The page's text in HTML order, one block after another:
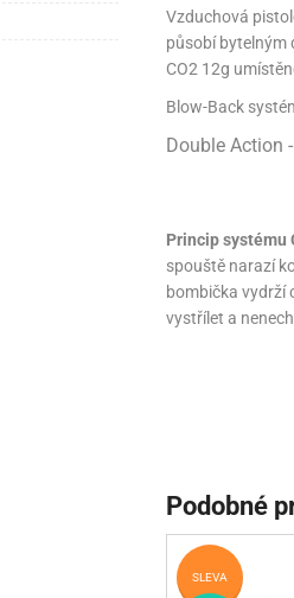
Vzduchová
působí bytelným
CO2 12g
Blow-Back
Double Action
Princip systému
spouště narazí
bombička vydrží
vystřílet a
Podobné
SLEVA